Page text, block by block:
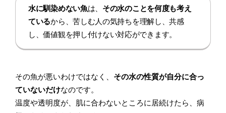
水に馴染めない魚は、 その水のことを何度も考え
ているから、苦しむ人の気持ちを理解し、共感
し、価値観を押し付けない対応ができます。
その魚が悪いわけではなく、 その水の性質が自分に合っ
ていないだけなのです。
温度や透明度が、肌に合わないところに居続けたら、病